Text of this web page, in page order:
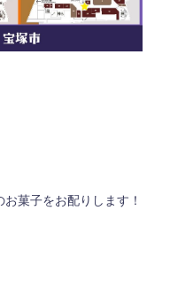
菓子をお配りします！